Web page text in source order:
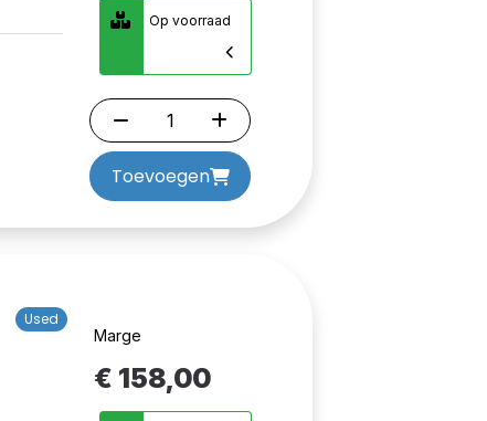
Op voorraad
Toevoegen
Used
Marge
€ 158,00